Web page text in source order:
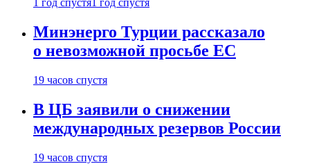
1 год спустя 1 год спустя
Минэнерго Турции рассказало
о невозможной просьбе ЕС
19 часов спустя
В ЦБ заявили о снижении
международных резервов России
19 часов спустя